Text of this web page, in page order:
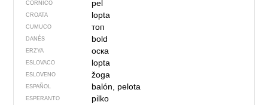
CÓRNICO pel
CROATA lopta
CUMUCO топ
DANÉS bold
ERZYA оска
ESLOVACO lopta
ESLOVENO žoga
ESPAÑOL balón, pelota
ESPERANTO pilko